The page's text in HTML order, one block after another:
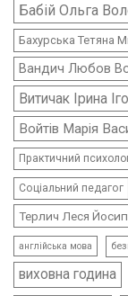
Бабій Ольга
Бахурська Тетяна
Вандич Любов
Витичак Ірина
Войтів Марія
Практичний
Соціальний педагог
Терлич Леся
англійська мова
виховна година